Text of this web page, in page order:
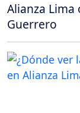
Alianza Lima
Guerrero